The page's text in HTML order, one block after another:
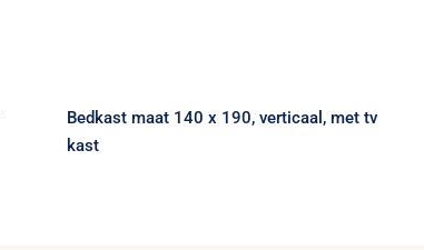
Bedkast maat 140 x 190, verticaal, met tv
kast